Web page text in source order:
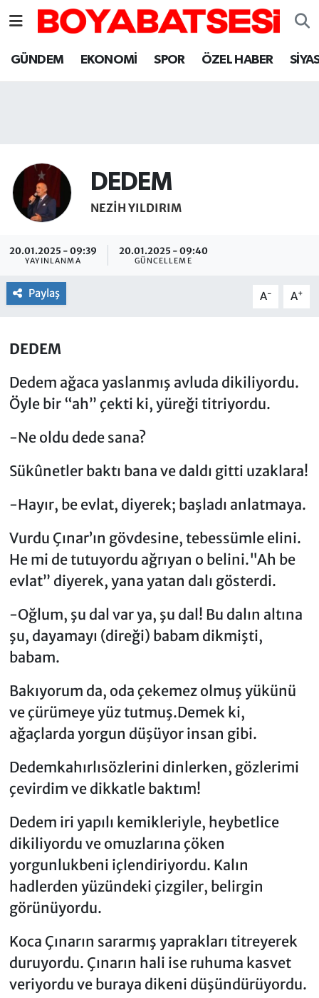
GÜNDEM EKONOMİ SPOR ÖZEL HABER
DEDEM
NEZIH YILDIRIM
20.01.2025 - 09:39
YAYINLANMA
20.01.2025 - 09:40
GÜNCELLEME
Paylaş A- A+
DEDEM
Dedem ağaca yaslanmış avluda dikiliyordu.
Öyle bir “ah” çekti ki, yüreği titriyordu.
-Ne oldu dede sana?
Sükûnetler baktı bana ve daldı gitti uzaklara!
-Hayır, be evlat, diyerek; başladı anlatmaya.
Vurdu Çınar’ın gövdesine, tebessümle elini.
He mi de tutuyordu ağrıyan o belini."Ah be
evlat” diyerek, yana yatan dalı gösterdi.
-Oğlum, şu dal var ya, şu dal! Bu dalın altına
şu, dayamayı (direği) babam dikmişti,
babam.
Bakıyorum da, oda çekemez olmuş yükünü
ve çürümeye yüz tutmuş.Demek ki,
ağaçlarda yorgun düşüyor insan gibi.
Dedemkahırlısözlerini dinlerken, gözlerimi
çevirdim ve dikkatle baktım!
Dedem iri yapılı kemikleriyle, heybetlice
dikiliyordu ve omuzlarına çöken
yorgunlukbeni içlendiriyordu. Kalın
hadlerden yüzündeki çizgiler, belirgin
görünüyordu.
Koca Çınarın sararmış yaprakları titreyerek
duruyordu. Çınarın hali ise ruhuma kasvet
veriyordu ve buraya dikeni düşündürüyordu.
Sinop Nöbetçi Eczaneler
Sinop Trafik Yoğunluk Haritası
Süper Lig Puan Durumu ve Fikstür
Haber Arşivi